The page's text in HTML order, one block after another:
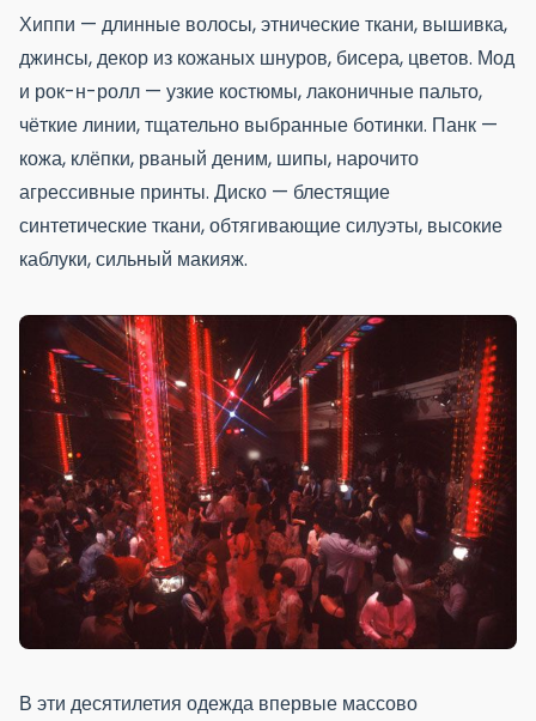
Хиппи — длинные волосы, этнические ткани, вышивка,
джинсы, декор из кожаных шнуров, бисера, цветов. Мод
и рок-н-ролл — узкие костюмы, лаконичные пальто,
чёткие линии, тщательно выбранные ботинки. Панк —
кожа, клёпки, рваный деним, шипы, нарочито
агрессивные принты. Диско — блестящие
синтетические ткани, обтягивающие силуэты, высокие
каблуки, сильный макияж.
В эти десятилетия одежда впервые массово